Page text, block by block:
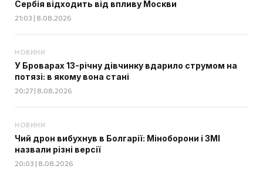
Сербія відходить від впливу Москви
21:03 | 8.08.2026
НОВИНИ
У Броварах 13-річну дівчинку вдарило струмом на
потязі: в якому вона стані
20:27 | 8.08.2026
НОВИНИ
Чий дрон вибухнув в Болгарії: Міноборони і ЗМІ
назвали різні версії
20:03 | 8.08.2026